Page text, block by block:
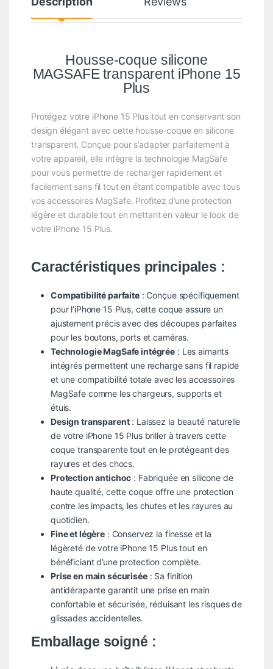
Housse-coque silicone
MAGSAFE transparent iPhone 15
Plus
Protégez votre iPhone 15 Plus tout en conservant son
design élégant avec cette housse-coque en silicone
transparent. Conçue pour s’adapter parfaitement à
votre appareil, elle intègre la technologie MagSafe
pour vous permettre de recharger rapidement et
facilement sans fil tout en étant compatible avec tous
vos accessoires MagSafe. Profitez d’une protection
légère et durable tout en mettant en valeur le look de
votre iPhone 15 Plus.
Caractéristiques principales :
Compatibilité parfaite: Conçue spécifiquement
pour l’iPhone 15 Plus, cette coque assure un
ajustement précis avec des découpes parfaites
pour les boutons, ports et caméras.
Technologie MagSafe intégrée : Les aimants
intégrés permettent une recharge sans fil rapide
et une compatibilité totale avec les accessoires
MagSafe comme les chargeurs, supports et
étuis.
Design transparent: Laissez la beauté naturelle
de votre iPhone 15 Plus briller à travers cette
coque transparente tout en le protégeant des
rayures et des chocs.
Protection antichoc : Fabriquée en silicone de
haute qualité, cette coque offre une protection
contre les impacts, les chutes et les rayures au
quotidien.
Fine et légère : Conservez la finesse et la
légèreté de votre iPhone 15 Plus tout en
bénéficiant d’une protection complète.
Prise en main sécurisée: Sa finition
antidérapante garantit une prise en main
confortable et sécurisée, réduisant les risques de
glissades accidentelles.
Emballage soigné :